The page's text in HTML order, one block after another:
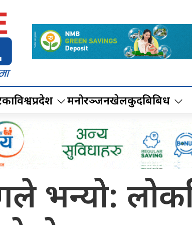
विश्वप्रदेश मनोरञ्जनखेलकुदबिबिध
भन्यो: